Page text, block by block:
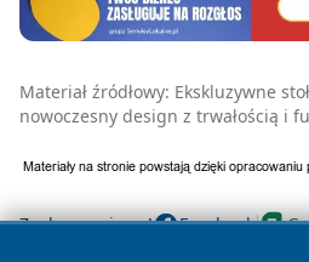
Materiał źródłowy: Ekskluzywne
nowoczesny design z trwałością i
Zaobserwuj nas! Facebook